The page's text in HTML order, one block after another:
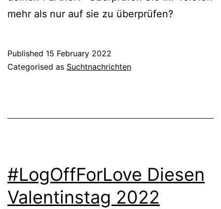
mehr als nur auf sie zu überprüfen?
Published 15 February 2022
Categorised as Suchtnachrichten
#LogOffForLove Diesen
Valentinstag 2022